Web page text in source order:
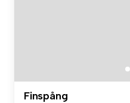
Finspång